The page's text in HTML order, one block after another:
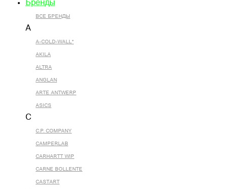
Бренды
ВСЕ БРЕНДЫ
A
A-COLD-WALL*
AKILA
ALTRA
ANGLAN
ARTE ANTWERP
ASICS
C
C.P. COMPANY
CAMPERLAB
CARHARTT WIP
CARNE BOLLENTE
CASTART